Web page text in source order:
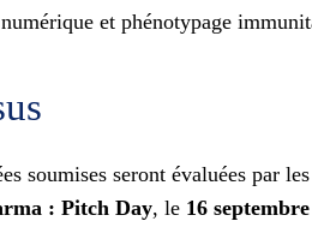
et phénotypage
soumises seront évaluées par
: Pitch Day, le 16